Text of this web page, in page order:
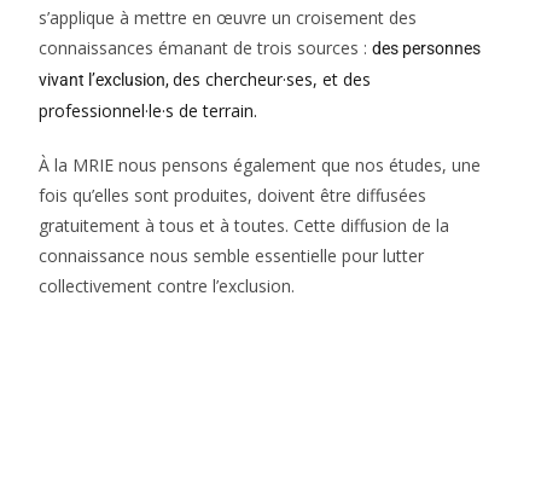
s’applique à mettre en œuvre un croisement des
connaissances émanant de trois sources :des personnes
vivant l’exclusion,des chercheur·ses, et des
professionnel·le·s de terrain.
À la MRIE nous pensons également que nos études, une
fois qu’elles sont produites, doivent être diffusées
gratuitement à tous et à toutes. Cette diffusion de la
connaissance nous semble essentielle pour lutter
collectivement contre l’exclusion.